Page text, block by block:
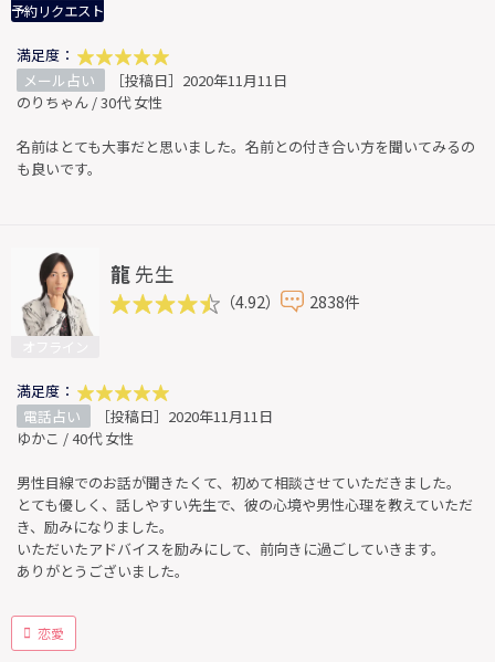
予約リクエスト
満足度：
メール占い
［投稿日］2020年11月11日
のりちゃん / 30代 女性
名前はとても大事だと思いました。名前との付き合い方を聞いてみるの
も良いです。
龍 先生
（4.92） 2838件
満足度：
電話占い
［投稿日］2020年11月11日
ゆかこ / 40代 女性
男性目線でのお話が聞きたくて、初めて相談させていただきました。
とても優しく、話しやすい先生で、彼の心境や男性心理を教えていただ
き、励みになりました。
いただいたアドバイスを励みにして、前向きに過ごしていきます。
ありがとうございました。
恋愛